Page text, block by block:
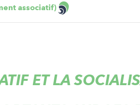
associatif)
ET LA